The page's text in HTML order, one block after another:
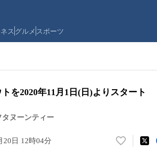
ス グルメ スポーツ
を2020年11月1日(日)よりスタート
ヌーンティー
20日 12時04分
い